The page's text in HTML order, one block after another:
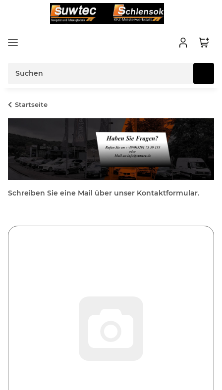
Startseite
Schreiben Sie eine Mail über unser Kontaktformular.